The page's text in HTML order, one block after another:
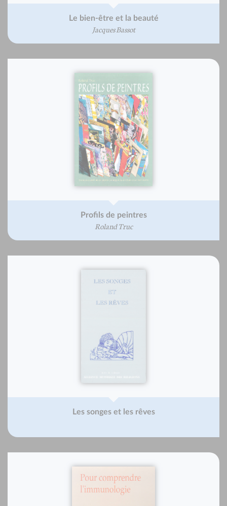
Le bien-être et la beauté
Jacques Bassot
Profils de peintres
Roland Truc
Les songes et les rêves